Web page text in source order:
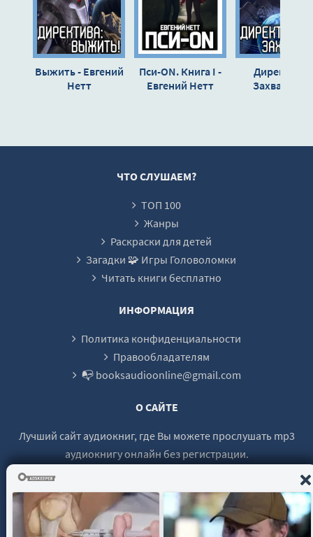
20
Выжить - Евгений
Нетт
Пси-ON. Книга I -
Евгений Нетт
Директива:
Захватить -
ЧТО СЛУШАЕМ?
ТОП 100
Жанры
Раскраски для детей
Загадки 🧩 Игры Головоломки
Читать книги бесплатно
ИНФОРМАЦИЯ
Политика конфиденциальности
Правообладателям
📭 booksaudioonline@gmail.com
О САЙТЕ
Лучший сайт аудиокниг, где Вы можете прослушать mp3
аудиокнигу онлайн без регистрации.
© 2021 - 2026 booksaudio-online.com Все права защищены.